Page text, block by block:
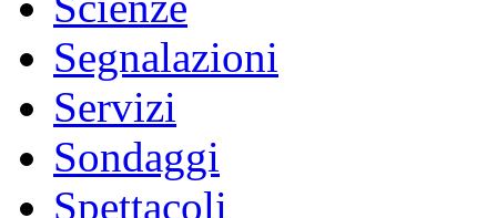
Segnalazioni
Servizi
Sondaggi
Spettacoli